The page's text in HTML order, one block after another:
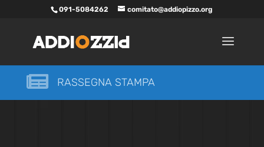
091-5084262 comitato@addiopizzo.org
 RASSEGNA STAMPA